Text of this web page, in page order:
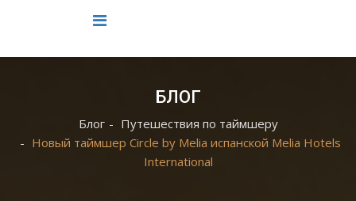
БЛОГ
Блог
Путешествия по таймшеру
Новый таймшер Circle by Melia испанской Melia Hotels
International